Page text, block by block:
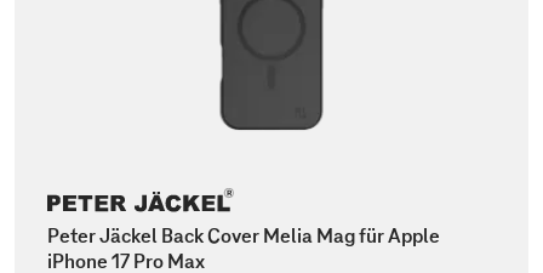
Peter Jäckel Back Cover Melia Mag für Apple
iPhone 17 Pro Max